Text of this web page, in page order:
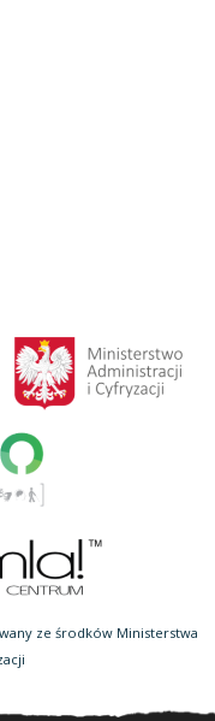
ze środków Ministerstwa